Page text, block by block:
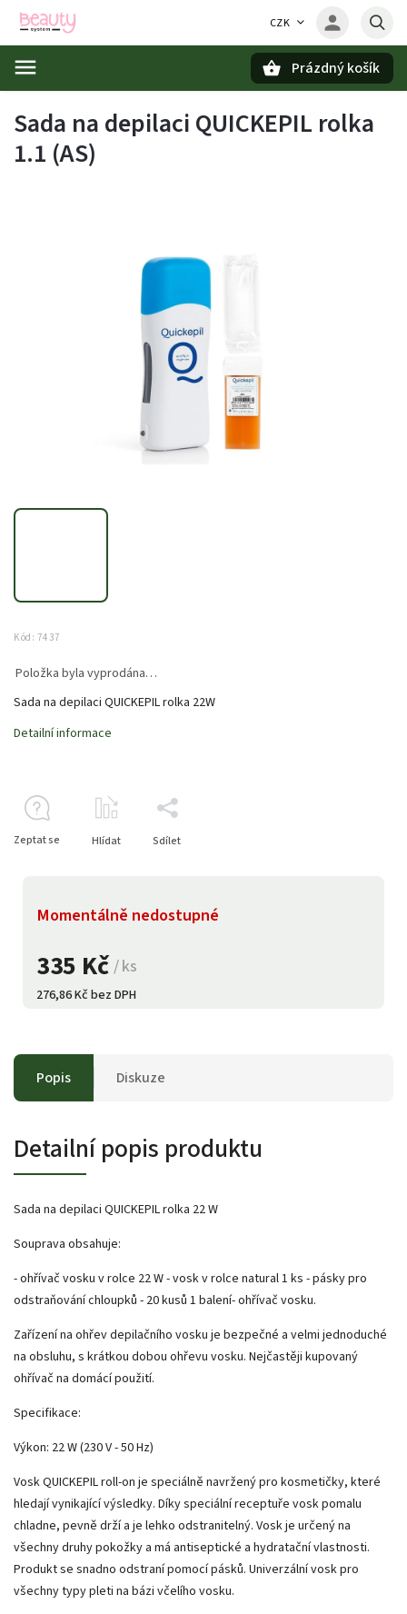
CZK
Prázdný košík
Sada na depilaci QUICKEPIL rolka
1.1 (AS)
Kód: 7437
335 Kč / ks
276,86 Kč bez DPH
Momentálně nedostupné
Položka byla vyprodána…
Sada na depilaci QUICKEPIL rolka 22W
Detailní informace
Zeptat se Hlídat Sdílet
Popis Diskuze
Detailní popis produktu
Sada na depilaci QUICKEPIL rolka 22 W
Souprava obsahuje:
- ohřívač vosku v rolce 22 W - vosk v rolce natural 1 ks - pásky pro
odstraňování chloupků - 20 kusů 1 balení- ohřívač vosku.
Zařízení na ohřev depilačního vosku je bezpečné a velmi jednoduché
na obsluhu, s krátkou dobou ohřevu vosku. Nejčastěji kupovaný
ohřívač na domácí použití.
Specifikace:
Výkon: 22 W (230 V - 50 Hz)
Vosk QUICKEPIL roll-on je speciálně navržený pro kosmetičky, které
hledají vynikající výsledky. Díky speciální receptuře vosk pomalu
chladne, pevně drží a je lehko odstranitelný. Vosk je určený na
všechny druhy pokožky a má antiseptické a hydratační vlastnosti.
Produkt se snadno odstraní pomocí pásků. Univerzální vosk pro
všechny typy pleti na bázi včelího vosku.